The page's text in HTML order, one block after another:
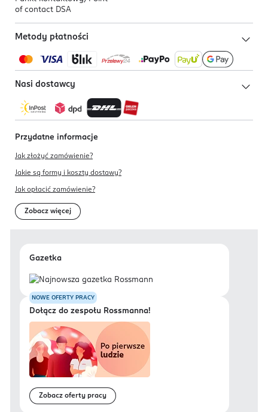
of contact DSA
Metody płatności
Nasi dostawcy
Przydatne informacje
Jak złożyć zamówienie?
Jakie są formy i koszty dostawy?
Jak opłacić zamówienie?
Zobacz więcej
Gazetka
NOWE OFERTY PRACY
Dołącz do zespołu Rossmanna!
Zobacz oferty pracy